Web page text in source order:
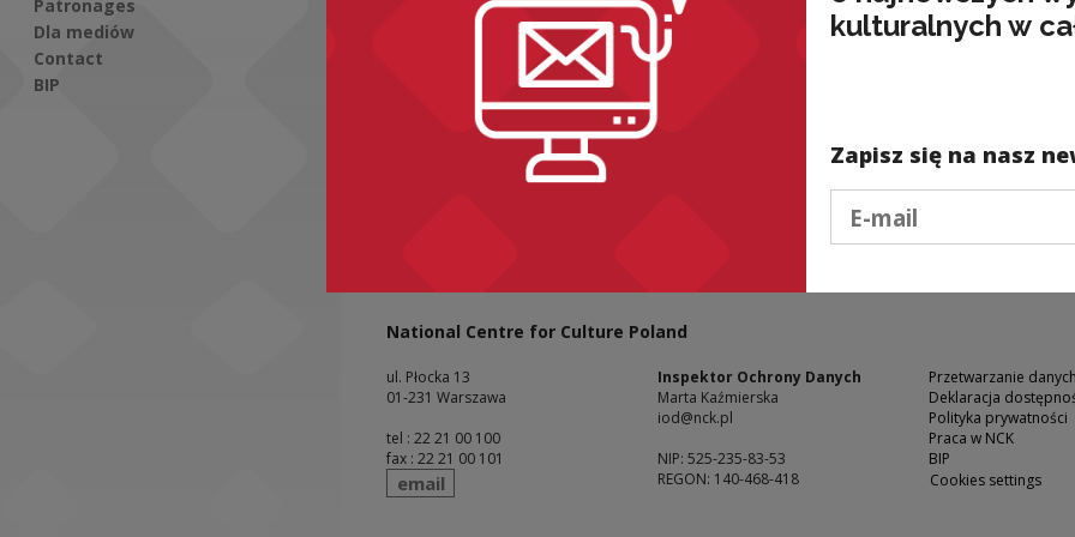
Patronages
Dla mediów
Contact
BIP
ZAPISZ SIĘ
NA NEWSLETTER NCK
Note, the
National Centre for Culture Poland
ul. Płocka 13
01-231 Warszawa
tel : 22 21 00 100
fax : 22 21 00 101
send
email
Inspektor Ochrony Danych
Marta Kaźmierska
iod@nck.pl
NIP: 525-235-83-53
REGON: 140-468-418
Przetwarzanie
Deklaracja
Polityka prywatności
Praca w NCK
BIP
Cookies settings
kulturalnych w
Zapisz się na nasz